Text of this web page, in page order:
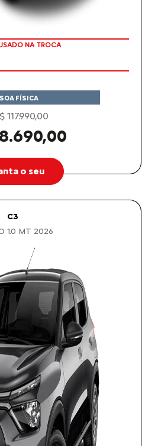
EM 12X
FÍSICA
117.990,00
o seu
C3
1.0 MT 2026